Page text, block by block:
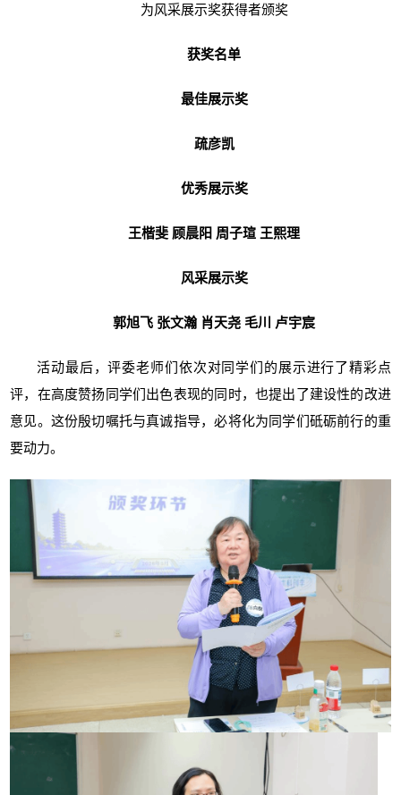
为风采展示奖获得者颁奖
获奖名单
最佳展示奖
疏彦凯
优秀展示奖
王楷斐 顾晨阳 周子瑄 王熙理
风采展示奖
郭旭飞 张文瀚 肖天尧 毛川 卢宇宸
活动最后，评委老师们依次对同学们的展示进行了精彩点
评，在高度赞扬同学们出色表现的同时，也提出了建设性的改进
意见。这份殷切嘱托与真诚指导，必将化为同学们砥砺前行的重
要动力。